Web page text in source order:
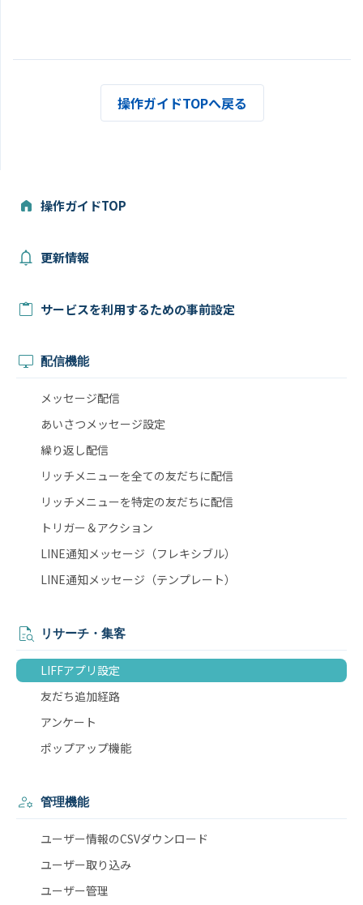
操作ガイドTOP
更新情報
サービスを利用するための事前設定
配信機能
メッセージ配信
あいさつメッセージ設定
繰り返し配信
リッチメニューを全ての友だちに配信
リッチメニューを特定の友だちに配信
トリガー＆アクション
LINE通知メッセージ（フレキシブル）
LINE通知メッセージ（テンプレート）
リサーチ・集客
LIFFアプリ設定
友だち追加経路
アンケート
ポップアップ機能
管理機能
ユーザー情報のCSVダウンロード
ユーザー取り込み
ユーザー管理
操作ガイドTOPへ戻る